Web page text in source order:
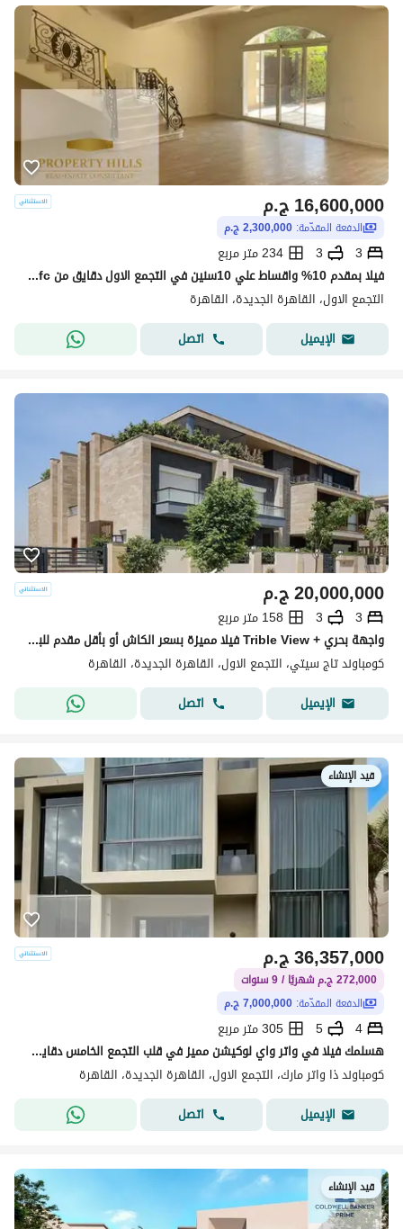
ج.م16,600,000
الدفعة المقدّمة: 2,300,000 ج.م
3
3
234 متر مربع
فيلا بمقدم 10% واقساط علي 10سنين في التجمع الاول دقايق من cfc من مطور معروف
التجمع الاول، القاهرة الجديدة، القاهرة
الإيميل
اتصل
ج.م20,000,000
3
3
158 متر مربع
واجهة بحري + Trible View فيلا مميزة بسعر الكاش أو بأقل مقدم للبيع في تاج سيتي التجمع الأول بجوار جاردينيا ودقائق من شيراتون Taj City New Cairo
كومباوند تاج سيتي، التجمع الاول، القاهرة الجديدة، القاهرة
الإيميل
اتصل
قيد الإنشاء
ج.م36,357,000
272,000 ج.م شهريًا / 9 سنوات
الدفعة المقدّمة: 7,000,000 ج.م
4
5
305 متر مربع
هسلمك فيلا في واتر واي لوكيشن مميز في قلب التجمع الخامس دقايق من شارع التسعين الجنوبي وقريب من الجامعه الامريكيه بمقدم 7 مليون
كومباوند ذا واتر مارك، التجمع الاول، القاهرة الجديدة، القاهرة
الإيميل
اتصل
قيد الإنشاء